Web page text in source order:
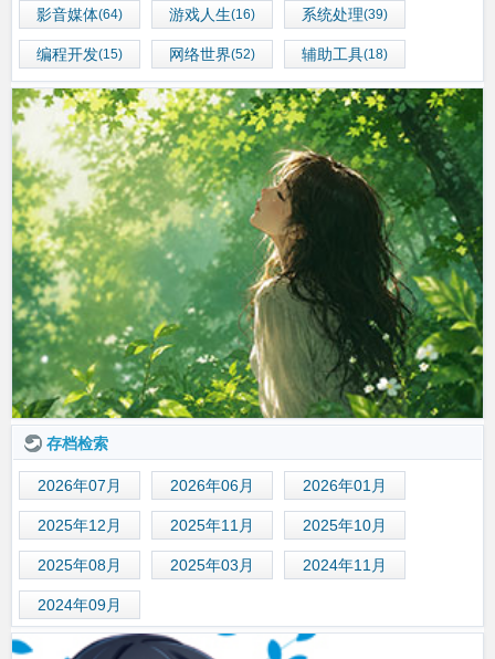
影音媒体(64) 游戏人生(16) 系统处理(39)
编程开发(15) 网络世界(52) 辅助工具(18)
存档检索
2026年07月 2026年06月 2026年01月
2025年12月 2025年11月 2025年10月
2025年08月 2025年03月 2024年11月
2024年09月